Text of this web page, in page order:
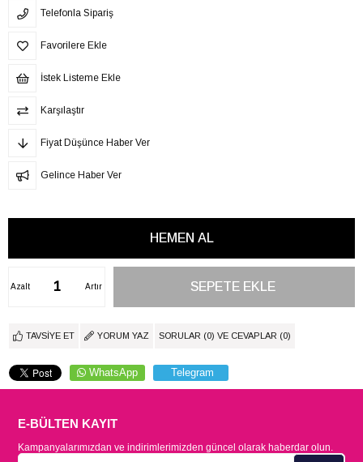
Telefonla Sipariş
Favorilere Ekle
İstek Listeme Ekle
Karşılaştır
Fiyat Düşünce Haber Ver
Gelince Haber Ver
Artır
Azalt
TAVSIYE ET YORUM YAZ SORULAR (0) VE CEVAPLAR (0)
WhatsApp Telegram
E-BÜLTEN KAYIT
Kampanyalarımızdan ve indirimlerimizden güncel olarak haberdar olun.